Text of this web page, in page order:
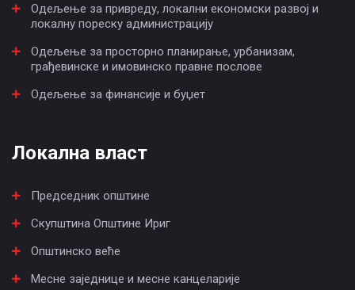
Одељење за привреду, локални економски развој и
локалну пореску администрацију
Одељење за просторно планирање, урбанизам,
грађевинске и имовинско правне послове
Одељење за финансије и буџет
Локална власт
Председник општине
Скупштина Општине Ириг
Општинско веће
Месне заједнице и месне канцеларије